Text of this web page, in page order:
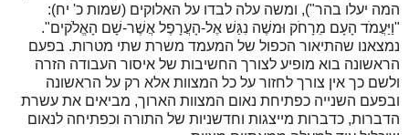
המה יעלו בהר"), ומשה עלה לבדו על האלוקים (שמות כ' יח):
"וַיַּעֲמֹד הָעָם מֵרָחֹק וּמשֶׁה נִגַּשׁ אֶל-הָעֲרָפֶל אֲשֶׁר-שָׁם הָאֱלֹקים".
נמצאנו שהתיאור הכפול של המעמד משרת שתי מטרות. בפעם
הראשונה בוא מופיע לצורך החשיבות של איסור העבודה הזרה
ולשם כך אין צורך לחזור על כל המצוות אלא רק על הראשונה
ובפעם השנייה כפתיחת נאום המצוות הארוך, מביאים את עשרת
הדברות, כדברות מייצגות וחדשניות של התורה וכפתיחה לנאום